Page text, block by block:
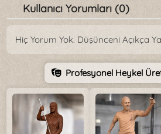
Kullanıcı Yorumları (0)
Hiç Yorum Yok. Düşünceni Açıkça
Profesyonel Heykel